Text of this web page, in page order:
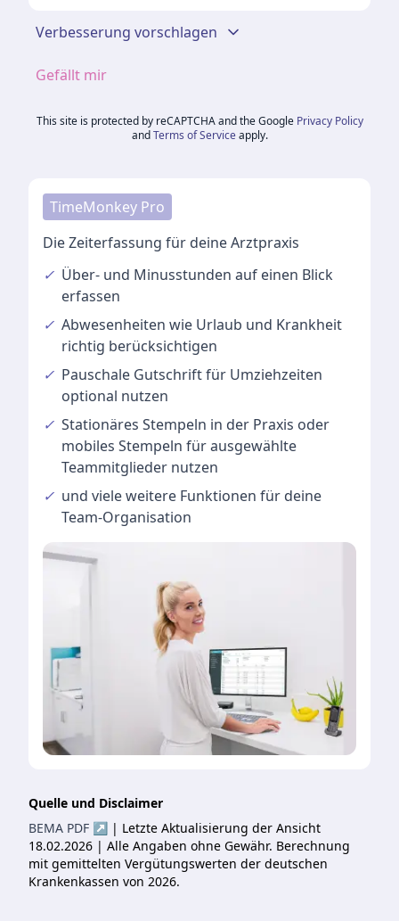
Verbesserung vorschlagen
Gefällt mir
This site is protected by reCAPTCHA and the Google Privacy Policy
and Terms of Service apply.
TimeMonkey Pro
Die Zeiterfassung für deine Arztpraxis
✓ Über- und Minusstunden auf einen Blick
erfassen
✓ Abwesenheiten wie Urlaub und Krankheit
richtig berücksichtigen
✓ Pauschale Gutschriftfür Umziehzeiten
optional nutzen
✓ Stationäres Stempeln in der Praxis oder
mobiles Stempeln für ausgewählte
Teammitglieder nutzen
✓ und vieleweitere Funktionen für deine
Team-Organisation
Quelle und Disclaimer
BEMA PDF ↗ | Letzte Aktualisierung der Ansicht
18.02.2026 | Alle Angaben ohne Gewähr. Berechnung
mit gemittelten Vergütungswerten der deutschen
Krankenkassen von 2026.